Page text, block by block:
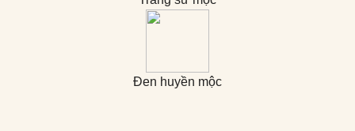
Đen huyền mộc